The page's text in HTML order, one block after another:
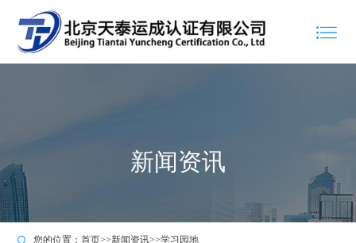
新闻资讯
您的位置：首页>>新闻资讯>>学习园地